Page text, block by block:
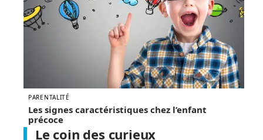
PARENTALITÉ
Les signes caractéristiques chez l’enfant
précoce
Le coin des curieux